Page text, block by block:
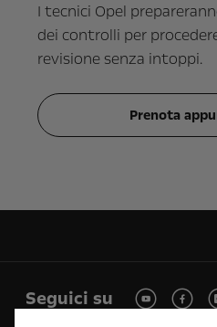
I tecnici Opel
dei controlli per
revisione senza intoppi.
Prenota
Seguici su